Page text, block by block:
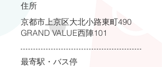
住所
京都市上京区大北小路東町490
GRAND VALUE西陣101
最寄駅・バス停